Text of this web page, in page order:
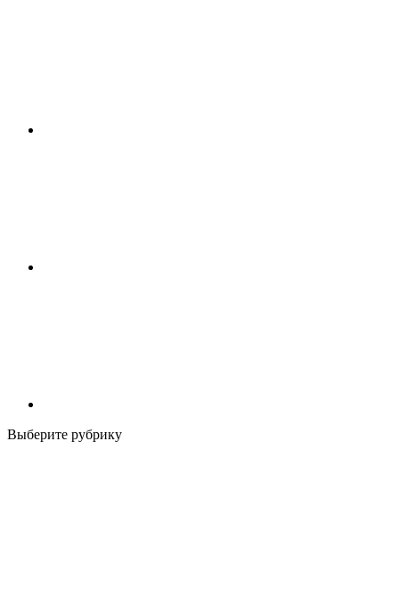
Выберите рубрику